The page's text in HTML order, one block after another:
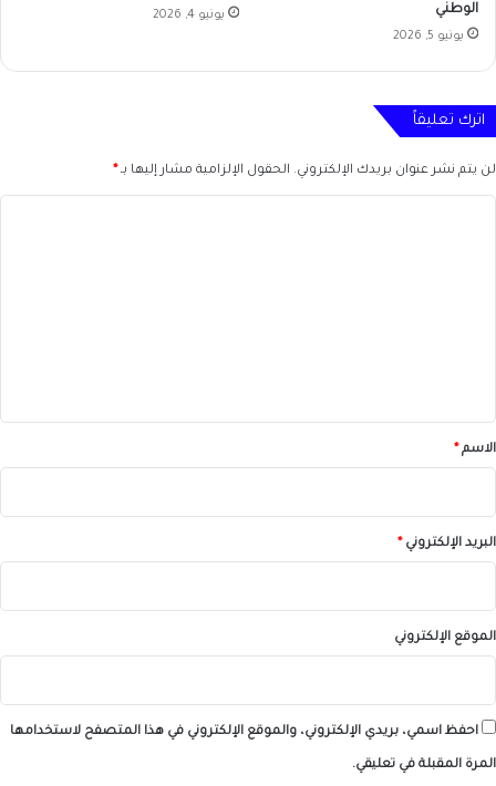
الوطني
يونيو 5, 2026
يونيو 4, 2026
اترك تعليقاً
لن يتم نشر عنوان بريدك الإلكتروني. الحقول الإلزامية مشار إليها بـ*
*الاسم*
البريد الإلكتروني*
الموقع الإلكتروني
احفظ اسمي، بريدي الإلكتروني، والموقع الإلكتروني في هذا المتصفح لاستخدامها
المرة المقبلة في تعليقي.